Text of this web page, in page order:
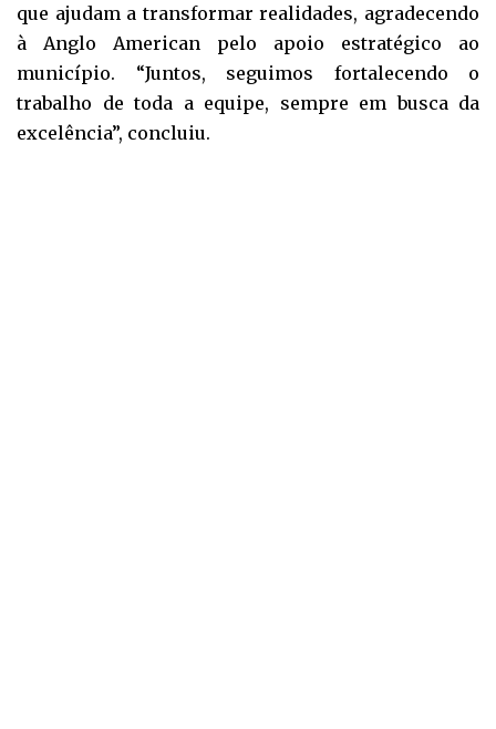
que ajudam a transformar realidades, agradecendo
à Anglo American pelo apoio estratégico ao
município. “Juntos, seguimos fortalecendo o
trabalho de toda a equipe, sempre em busca da
excelência”, concluiu.